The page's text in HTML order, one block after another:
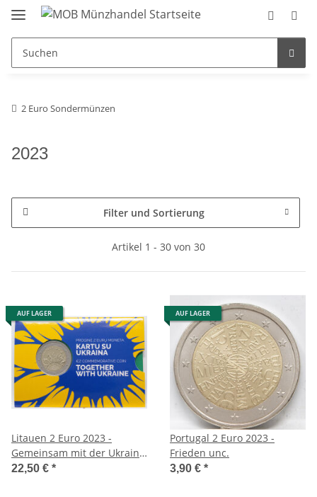
2 Euro Sondermünzen
2023
Filter und Sortierung
Artikel 1 - 30 von 30
AUF LAGER
Litauen 2 Euro 2023 -
Gemeinsam mit der Ukraine
- BU Coincard
22,50 € *
AUF LAGER
Portugal 2 Euro 2023 -
Frieden unc.
3,90 € *